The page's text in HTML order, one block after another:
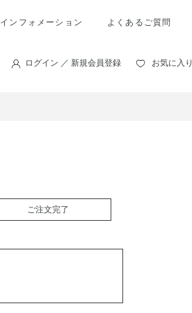
インフォメーション よくあるご質問
ログイン ／ 新規会員登録 お気に入り
ご注文完了